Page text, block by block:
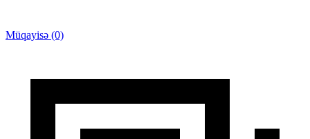
Müqayisə (0)